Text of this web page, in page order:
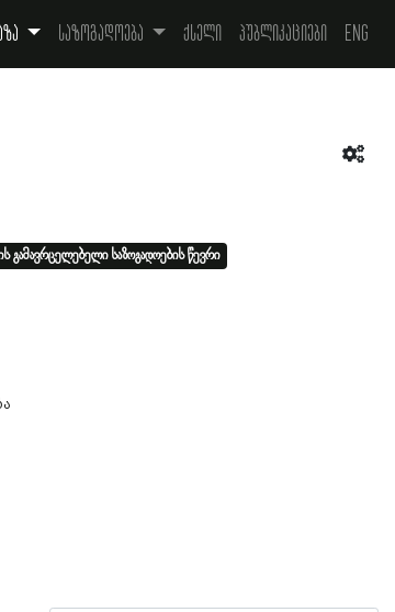
საზოგადოება ქსელი პუბლიკაციები Eng
გამავრცელებელი საზოგადოების წევრი